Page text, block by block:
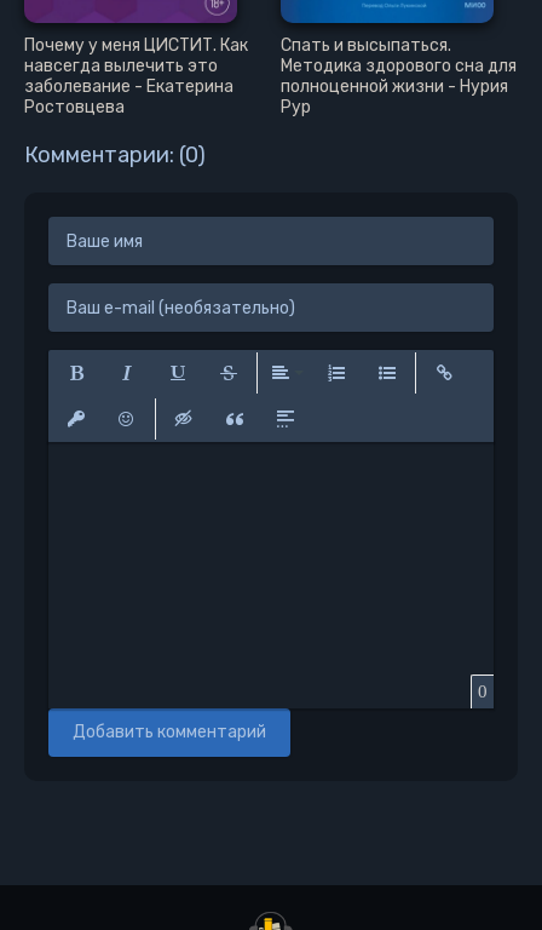
Почему у меня ЦИСТИТ. Как
навсегда вылечить это
заболевание - Екатерина
Ростовцева
Спать и высыпаться.
Методика здорового сна для
полноценной жизни - Нурия
Рур
Комментарии: (0)
Полужирный
Курсив Подчеркнутый
0
Добавить комментарий